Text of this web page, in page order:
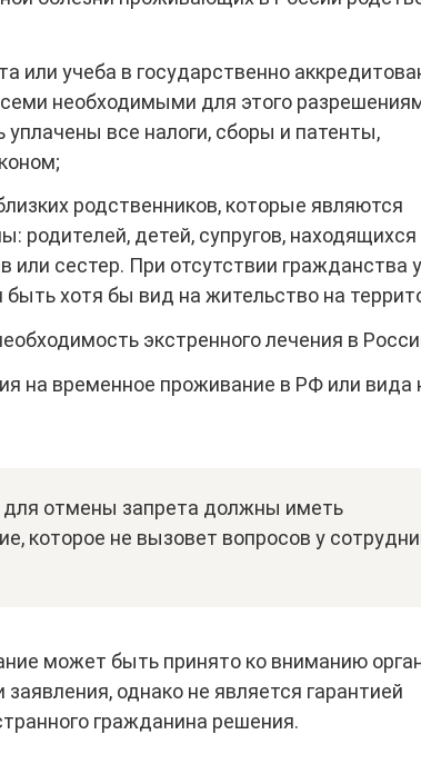
или учеба в государственно
необходимыми для этого
все налоги, сборы и патенты,
родственников, которые являются
родителей, детей, супругов, находящихся
или сестер. При отсутствии гражданства у
хотя бы вид на жительство на
экстренного лечения в
на временное проживание в РФ или вида
для отмены запрета должны иметь
которое не вызовет вопросов у
может быть принято ко вниманию
однако не является гарантией
гражданина решения.